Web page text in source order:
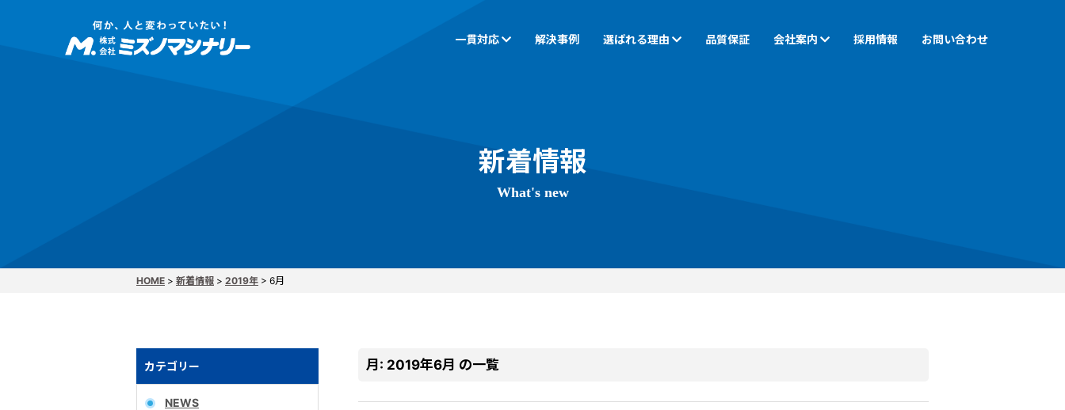
一貫対応 解決事例 選ばれる理由 品質保証 会社案内 採用情報 お問い合わせ
新着情報
What's new
HOME > 新着情報 > 2019年 > 6月
月: 2019年6月 の一覧
カテゴリー
NEWS